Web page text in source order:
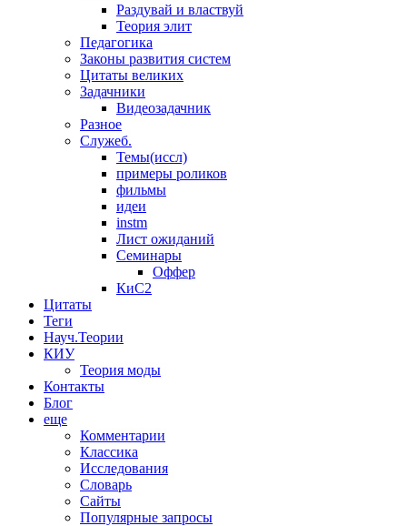
Раздувай и властвуй
Теория элит
​Педагогика
Законы развития систем
Цитаты великих
Задачники
Видеозадачник
Разное
Служеб.
Темы(иссл)
примеры роликов
фильмы
идеи
instm
Лист ожиданий
Семинары
Оффер
КиС2
Цитаты
Теги
Науч.Теории
КИУ
Теория моды
Контакты
Блог
еще
Комментарии
Классика
Исследования
Словарь
Сайты
Популярные запросы